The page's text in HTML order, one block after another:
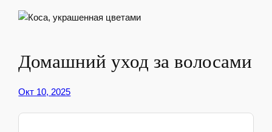
Домашний уход за волосами
Окт 10, 2025